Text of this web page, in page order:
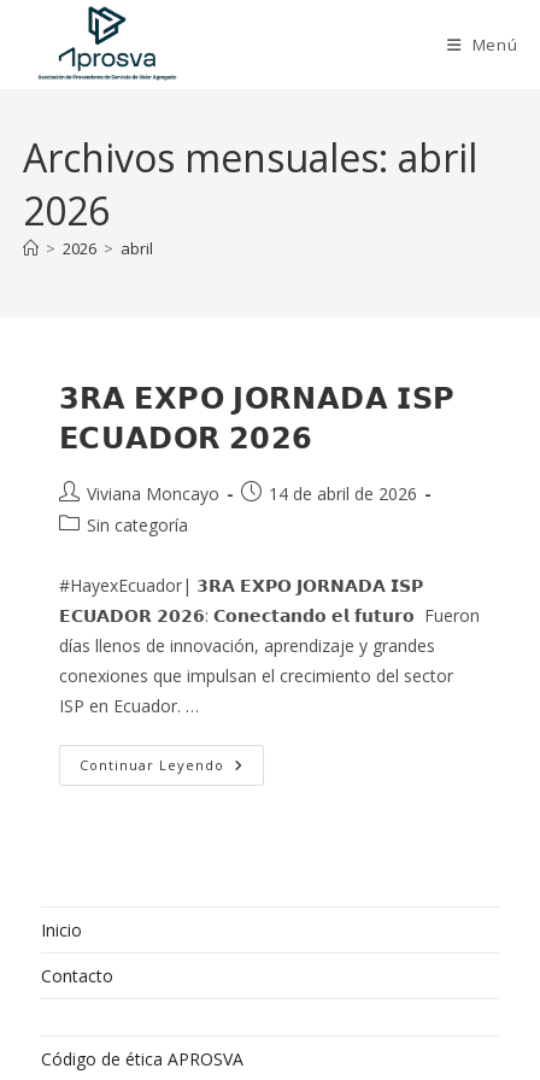
contenido
Menú
Archivos mensuales: abril
2026
> 2026 > abril
𝟯𝗥𝗔 𝗘𝗫𝗣𝗢 𝗝𝗢𝗥𝗡𝗔𝗗𝗔 𝗜𝗦𝗣
𝗘𝗖𝗨𝗔𝗗𝗢𝗥 𝟮𝟬𝟮𝟲
Autor
de
Viviana Moncayo
Publicación
14 de abril de 2026
Categoría
la
entrada:
Sin categoría
#HayexEcuador| 𝟯𝗥𝗔 𝗘𝗫𝗣𝗢 𝗝𝗢𝗥𝗡𝗔𝗗𝗔 𝗜𝗦𝗣
𝗘𝗖𝗨𝗔𝗗𝗢𝗥 𝟮𝟬𝟮𝟲: 𝗖𝗼𝗻𝗲𝗰𝘁𝗮𝗻𝗱𝗼 𝗲𝗹 𝗳𝘂𝘁𝘂𝗿𝗼 ⁣ Fueron
días llenos de innovación, aprendizaje y grandes
conexiones que impulsan el crecimiento del sector
ISP en Ecuador.⁣ ⁣…
Continuar Leyendo 𝟯𝗥𝗔
𝗘𝗫𝗣𝗢
Inicio
Contacto
Código de ética APROSVA